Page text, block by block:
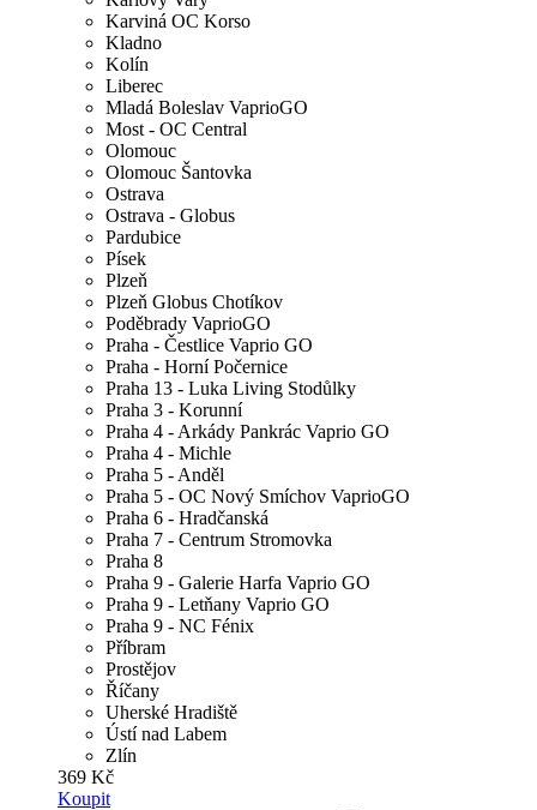
Karviná OC Korso
Kladno
Kolín
Liberec
Mladá Boleslav VaprioGO
Most - OC Central
Olomouc
Olomouc Šantovka
Ostrava
Ostrava - Globus
Pardubice
Písek
Plzeň
Plzeň Globus Chotíkov
Poděbrady VaprioGO
Praha - Čestlice Vaprio GO
Praha - Horní Počernice
Praha 13 - Luka Living Stodůlky
Praha 3 - Korunní
Praha 4 - Arkády Pankrác Vaprio GO
Praha 4 - Michle
Praha 5 - Anděl
Praha 5 - OC Nový Smíchov VaprioGO
Praha 6 - Hradčanská
Praha 7 - Centrum Stromovka
Praha 8
Praha 9 - Galerie Harfa Vaprio GO
Praha 9 - Letňany Vaprio GO
Praha 9 - NC Fénix
Příbram
Prostějov
Říčany
Uherské Hradiště
Ústí nad Labem
Zlín
369 Kč
Koupit